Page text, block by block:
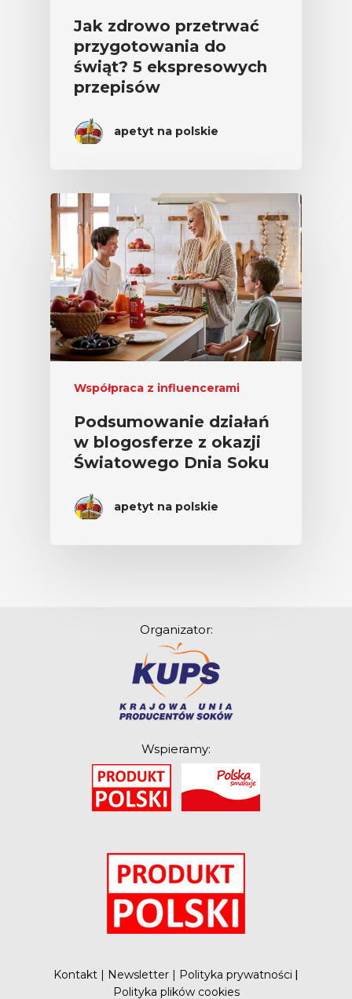
Jak zdrowo przetrwać
przygotowania do
świąt? 5 ekspresowych
przepisów
apetyt na polskie
Współpraca z influencerami
Podsumowanie działań
w blogosferze z okazji
Światowego Dnia Soku
apetyt na polskie
Organizator:
Wspieramy:
Kontakt | Newsletter | Polityka prywatności |
Polityka plików cookies